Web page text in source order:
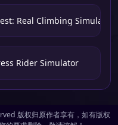
Real Climbing Simulator
Rider Simulator
版权归原作者享有，如有版权